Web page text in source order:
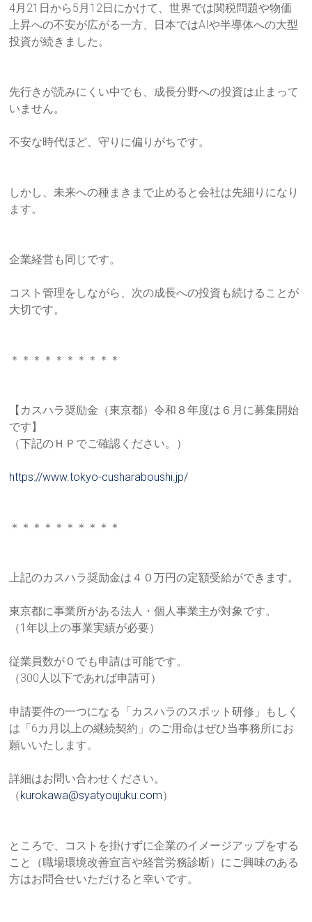
「人
づ
く
業
づ
り・
作
り」
に
え
た、
的
修
サ
ー
ス
提
ま
4月21日から5月12日にかけて、世界では関税問題や物価
上昇への不安が広がる一方、日本ではAIや半導体への大型
投資が続き ました。
先行きが読みにくい中でも、成長分野への投資は止まって
いません。
不安な時代ほど、守りに偏りがちです。
しかし、未来への種まきまで止めると会社は先細りになり
ます。
企業経営も同じです。
コスト管理をしながら、次の成長への投資も続けることが
大切です。
＊＊＊＊＊＊＊＊＊＊
【カスハラ奨励金（東京都）令和８年度は６月に募集開始
です】
（下記のＨＰでご確認ください。）
https://www.tokyo-cusharaboushi.jp/
＊＊＊＊＊＊＊＊＊＊
上記のカスハラ奨励金は４０万円の定額受給ができます。
東京都に事業所がある法人・個人事業主が対象です。
（1年以上の事業実績が必要）
従業員数が０でも申請は可能です。
（300人以下であれば申請可）
申請要件の一つになる「カスハラのスポット研修」もしく
は「6カ 月以上の継続契約」のご用命はぜひ当事務所にお
願いいたします。
詳細はお問い合わせください。
（ kurokawa@syatyoujuku.com）
ところで、コストを掛けずに企業のイメージアップをする
こと（職場環境改善宣言や経営労務診断）にご興味のある
方はお問合せいただけると幸いです。